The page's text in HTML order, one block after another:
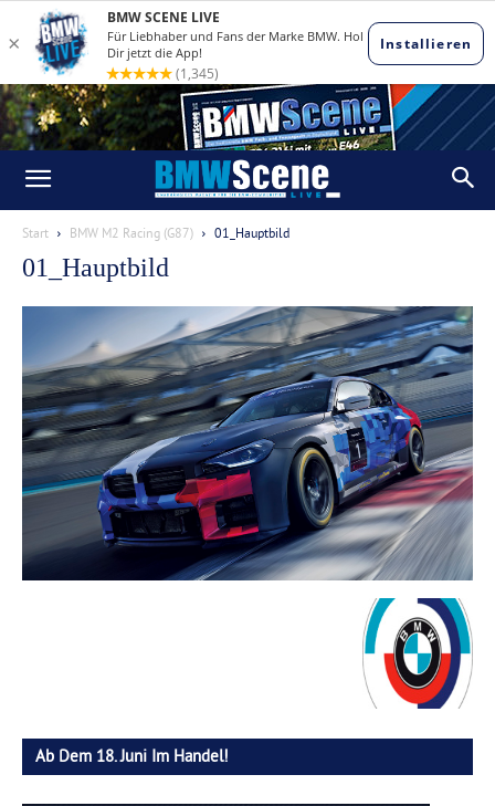
Start BMW M2 Racing (G87) 01_Hauptbild
01_Hauptbild
Ab Dem 18. Juni Im Handel!